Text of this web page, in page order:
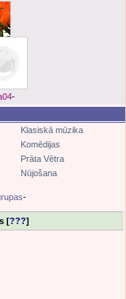
-
Klasiskā mūzika
Komēdijas
Prāta Vētra
Nūjošana
-
[???]